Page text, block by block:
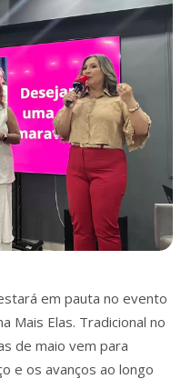
em pauta no evento
Mais Elas. Tradicional no
de maio vem para
e os avanços ao longo